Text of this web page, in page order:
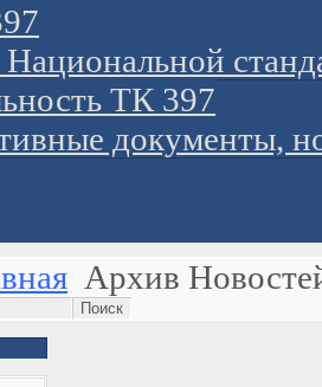
ТК 397
документы,
Архив